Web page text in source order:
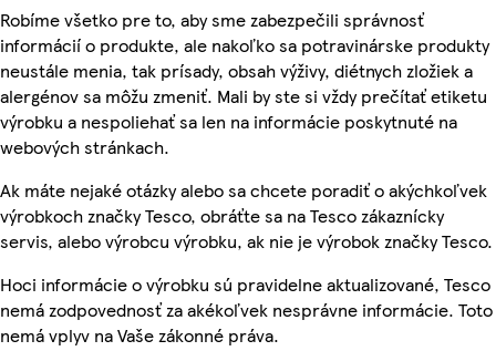
Robíme všetko pre to, aby sme zabezpečili správnosť
informácií o produkte, ale nakoľko sa potravinárske produkty
neustále menia, tak prísady, obsah výživy, diétnych zložiek a
alergénov sa môžu zmeniť. Mali by ste si vždy prečítať etiketu
výrobku a nespoliehať sa len na informácie poskytnuté na
webových stránkach.
Ak máte nejaké otázky alebo sa chcete poradiť o akýchkoľvek
výrobkoch značky Tesco, obráťte sa na Tesco zákaznícky
servis, alebo výrobcu výrobku, ak nie je výrobok značky Tesco.
Hoci informácie o výrobku sú pravidelne aktualizované, Tesco
nemá zodpovednosť za akékoľvek nesprávne informácie. Toto
nemá vplyv na Vaše zákonné práva.